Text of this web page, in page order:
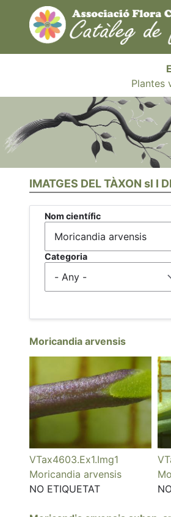
Plantes
IMATGES DEL TÀXON sl I
Nom científic
Categoria
Moricandia arvensis
VTax4603.Ex1.Img1
Moricandia arvensis
NO ETIQUETAT